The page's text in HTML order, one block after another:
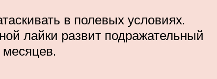
в полевых условиях.
лайки развит подражательный